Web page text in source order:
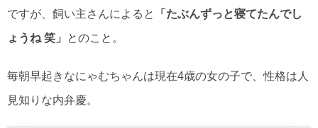
ですが、飼い主さんによると
「たぶんずっと寝てたんでし
ょうね 笑」
とのこと。
毎朝早起きなにゃむちゃんは現在4歳の女の子で、性格は人
見知りな内弁慶。